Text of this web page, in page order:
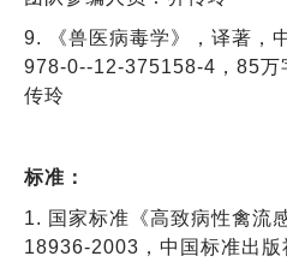
9. 《兽医病毒学》，译著，
978-0--12-375158-4，85万
传玲
标准：
1. 国家标准《高致病性禽流
18936-2003，中国标准出